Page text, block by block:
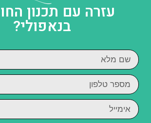
עזרה עם תכנון
בנאפולי?